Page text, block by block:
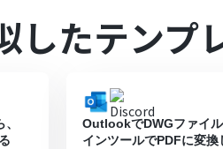
携してください。
の間隔で起動間隔を選択できます。
すので、ご注意ください。
したテンプ
OutlookでDWGファイ
インツールでPDFに変